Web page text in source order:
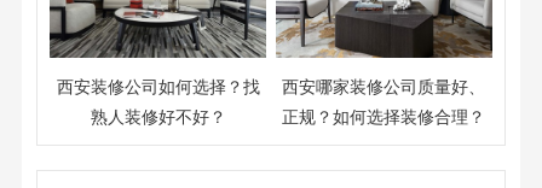
西安装修公司如何选择？找
熟人装修好不好？
西安哪家装修公司质量好、
正规？如何选择装修合理？